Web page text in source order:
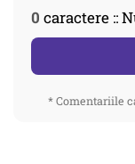
0 caractere ::
* Comentariile